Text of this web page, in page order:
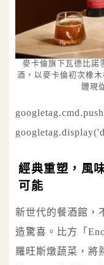
麥卡倫旗下瓦德比諾
酒，以麥卡倫初次橡
體現
經典重塑，風
可能
新世代的餐酒館，
造驚喜。比方「
羅旺斯燉蔬菜，將